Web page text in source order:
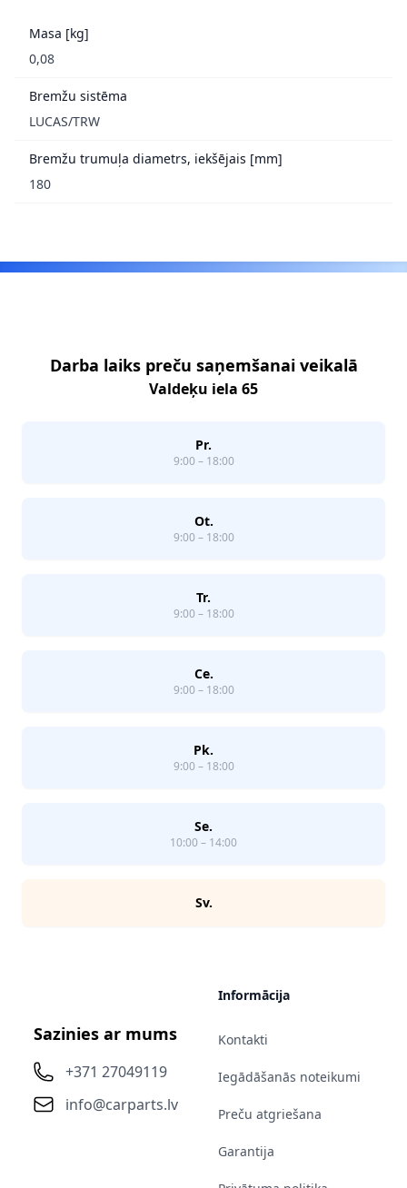
Masa [kg]
0,08
Bremžu sistēma
LUCAS/TRW
Bremžu trumuļa diametrs, iekšējais [mm]
180
Darba laiks preču saņemšanai veikalā
Valdeķu iela 65
Pr.
9:00 – 18:00
Ot.
9:00 – 18:00
Tr.
9:00 – 18:00
Ce.
9:00 – 18:00
Pk.
9:00 – 18:00
Se.
10:00 – 14:00
Sv.
Sazinies ar mums
+371 27049119
info@carparts.lv
Informācija
Kontakti
Iegādāšanās noteikumi
Preču atgriešana
Garantija